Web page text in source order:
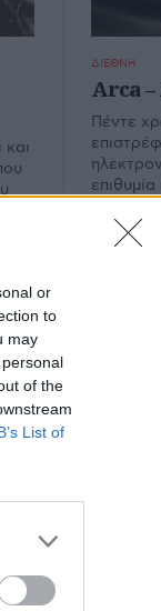
or
to
may
of the
List of
ΔΙΕΘΝΗ
Arca
Πέντε
#